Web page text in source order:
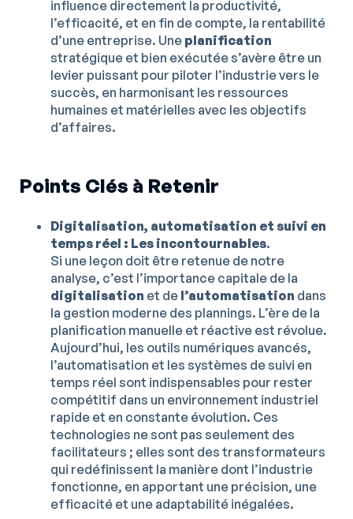
influence directement la productivité,
l’efficacité, et en fin de compte, la rentabilité
d’une entreprise. Une planification
stratégique et bien exécutée s’avère être un
levier puissant pour piloter l’industrie vers le
succès, en harmonisant les ressources
humaines et matérielles avec les objectifs
d’affaires.
Points Clés à Retenir
Digitalisation, automatisation et suivi en
temps réel : Les incontournables.
Si une leçon doit être retenue de notre
analyse, c’est l’importance capitale de la
digitalisation et de l’automatisation dans
la gestion moderne des plannings. L’ère de la
planification manuelle et réactive est révolue.
Aujourd’hui, les outils numériques avancés,
l’automatisation et les systèmes de suivi en
temps réel sont indispensables pour rester
compétitif dans un environnement industriel
rapide et en constante évolution. Ces
technologies ne sont pas seulement des
facilitateurs ; elles sont des transformateurs
qui redéfinissent la manière dont l’industrie
fonctionne, en apportant une précision, une
efficacité et une adaptabilité inégalées.